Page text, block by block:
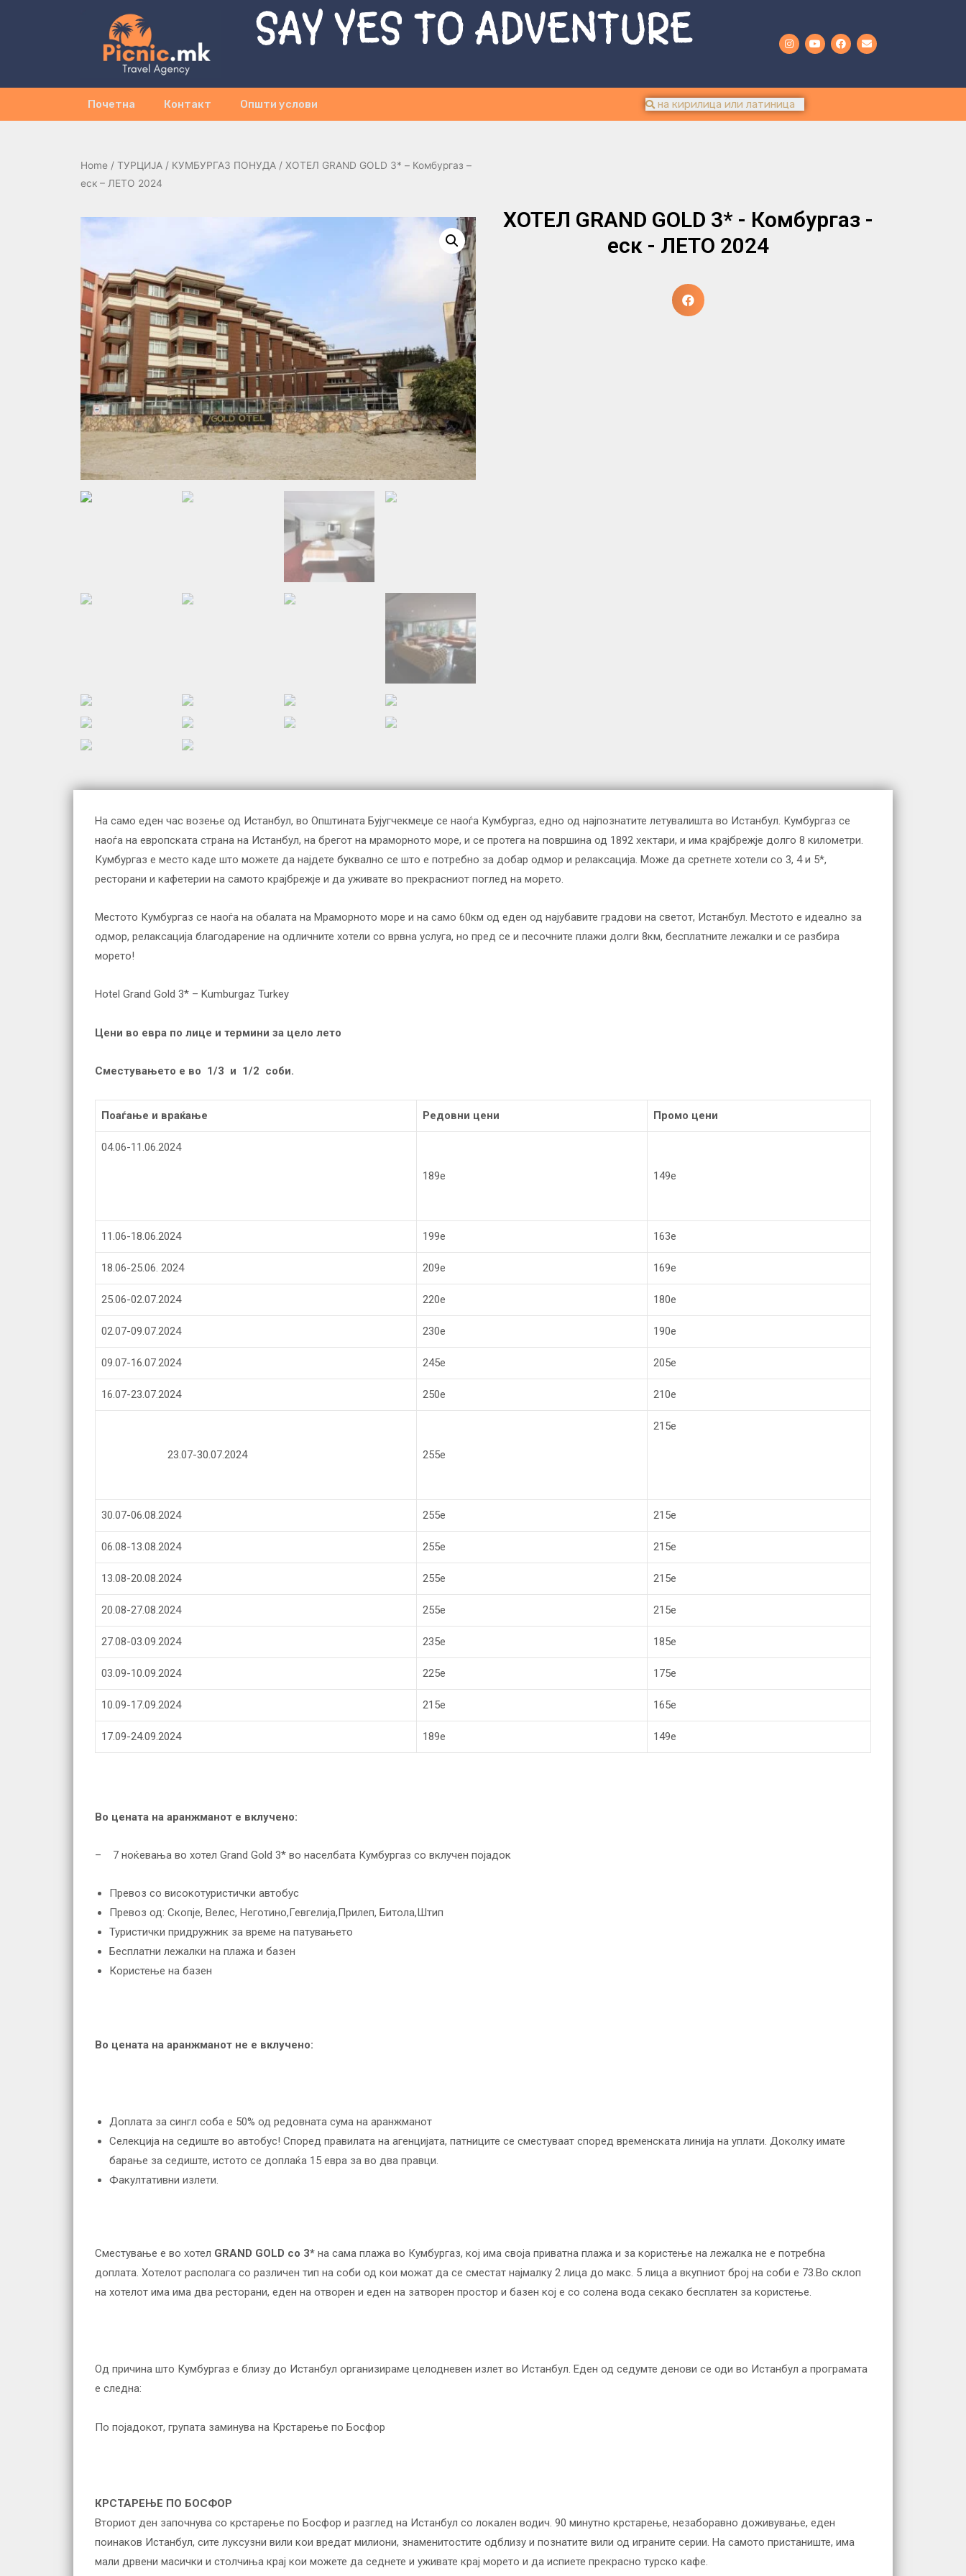
SAY YES TO ADVENTURE
Почетна Контакт Општи услови
Home / ТУРЦИЈА / КУМБУРГАЗ ПОНУДА / ХОТЕЛ GRAND GOLD 3* – Комбургаз –
еск – ЛЕТО 2024
ХОТЕЛ GRAND GOLD 3* - Комбургаз -
еск - ЛЕТО 2024
На само еден час возење од Истанбул, во Општината Бујугчекмеџе се наоѓа Кумбургаз, едно од најпознатите летувалишта во Истанбул. Кумбургаз се
наоѓа на европската страна на Истанбул, на брегот на мраморното море, и се протега на површина од 1892 хектари, и има крајбрежје долго 8 километри.
Кумбургаз е место каде што можете да најдете буквално се што е потребно за добар одмор и релаксација. Може да сретнете хотели со 3, 4 и 5*,
ресторани и кафетерии на самото крајбрежје и да уживате во прекрасниот поглед на морето.
Местото Кумбургаз се наоѓа на обалата на Мраморното море и на само 60км од еден од најубавите градови на светот, Истанбул. Местото е идеално за
одмор, релаксација благодарение на одличните хотели со врвна услуга, но пред се и песочните плажи долги 8км, бесплатните лежалки и се разбира
морето!
Hotel Grand Gold 3* – Kumburgaz Turkey
Цени во евра по лице и термини за цело лето
Сместувањето е во 1/3 и 1/2 соби.
Поаѓање и враќање Редовни цени Промо цени
04.06-11.06.2024
189е 149е
11.06-18.06.2024 199е 163е
18.06-25.06. 2024 209е 169е
25.06-02.07.2024 220е 180е
02.07-09.07.2024 230е 190е
09.07-16.07.2024 245е 205е
16.07-23.07.2024 250е 210е
23.07-30.07.2024 255е
215е
30.07-06.08.2024 255е 215е
06.08-13.08.2024 255е 215е
13.08-20.08.2024 255е 215е
20.08-27.08.2024 255е 215е
27.08-03.09.2024 235е 185е
03.09-10.09.2024 225е 175е
10.09-17.09.2024 215е 165е
17.09-24.09.2024 189е 149е
Во цената на аранжманот е вклучено:
– 7 ноќевања во хотел Grand Gold 3* во населбата Кумбургаз со вклучен појадок
Превоз со високотуристички автобус
Превоз од: Скопје, Велес, Неготино,Гевгелија,Прилеп, Битола,Штип
Туристички придружник за време на патувањето
Бесплатни лежалки на плажа и базен
Користење на базен
Во цената на аранжманот не е вклучено:
Доплата за сингл соба е 50% од редовната сума на аранжманот
Селекција на седиште во автобус! Според правилата на агенцијата, патниците се сместуваат според временската линија на уплати. Доколку имате
барање за седиште, истото се доплаќа 15 евра за во два правци.
Факултативни излети.
Сместување е во хотел GRAND GOLD со 3* на сама плажа во Кумбургаз, кој има своја приватна плажа и за користење на лежалка не е потребна
доплата. Хотелот располага со различен тип на соби од кои можат да се сместат најмалку 2 лица до макс. 5 лица а вкупниот број на соби е 73.Во склоп
на хотелот има има два ресторани, еден на отворен и еден на затворен простор и базен кој е со солена вода секако бесплатен за користење.
Од причина што Кумбургаз е близу до Истанбул организираме целодневен излет во Истанбул. Еден од седумте денови се оди во Истанбул а програмата
е следна:
По појадокот, групата заминува на Крстарење по Босфор
КРСТАРЕЊЕ ПО БОСФОР
Вториот ден започнува со крстарење по Босфор и разглед на Истанбул со локален водич. 90 минутно крстарење, незаборавно доживување, еден
поинаков Истанбул, сите луксузни вили кои вредат милиони, знаменитостите одблизу и познатите вили од играните серии. На самото пристаниште, има
мали дрвени масички и столчиња крај кои можете да седнете и уживате крај морето и да испиете прекрасно турско кафе.